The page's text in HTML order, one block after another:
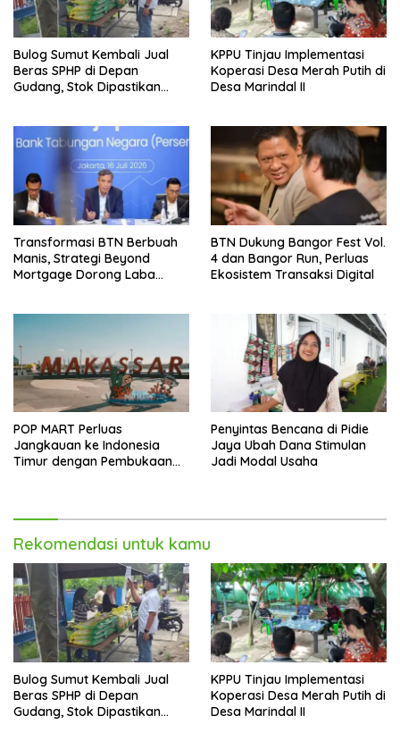
Bulog Sumut Kembali Jual
Beras SPHP di Depan
Gudang, Stok Dipastikan
KPPU Tinjau Implementasi
Koperasi Desa Merah Putih di
Desa Marindal II
Transformasi BTN Berbuah
Manis, Strategi Beyond
Mortgage Dorong Laba
BTN Dukung Bangor Fest Vol.
4 dan Bangor Run, Perluas
Ekosistem Transaksi Digital
POP MART Perluas
Jangkauan ke Indonesia
Timur dengan Pembukaan
Penyintas Bencana di Pidie
Jaya Ubah Dana Stimulan
Jadi Modal Usaha
Rekomendasi untuk kamu
Bulog Sumut Kembali Jual
Beras SPHP di Depan
Gudang, Stok Dipastikan
KPPU Tinjau Implementasi
Koperasi Desa Merah Putih di
Desa Marindal II